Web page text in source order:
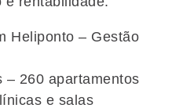
Heliponto – Gestão
– 260 apartamentos
e salas